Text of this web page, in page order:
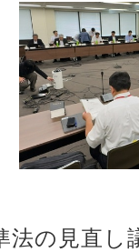
法の見直し